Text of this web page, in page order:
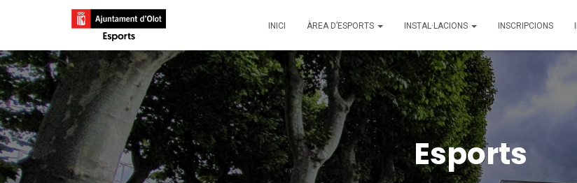
INICI ÀREA D’ESPORTS INSTAL·LACIONS INSCRIPCIONS
Esports